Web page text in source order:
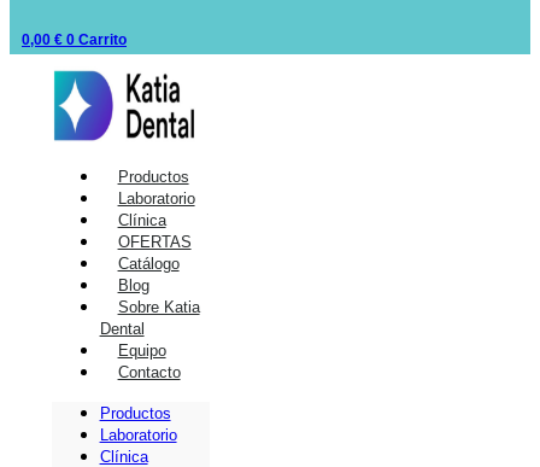
0,00 € 0 Carrito
Productos
Laboratorio
Clínica
OFERTAS
Catálogo
Blog
Sobre Katia
Dental
Equipo
Contacto
Productos
Laboratorio
Clínica